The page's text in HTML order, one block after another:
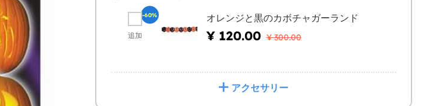
追加
オレンジと黒のカボチャガーランド
¥ 120.00 ¥ 300.00
-60%
アクセサリー